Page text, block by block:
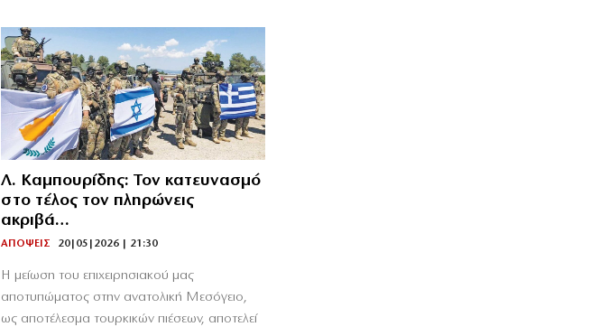
Λ. Καμπουρίδης: Τον κατευνασμό
στο τέλος τον πληρώνεις
ακριβά…
ΑΠΟΨΕΙΣ 20|05|2026 | 21:30
Η μείωση του επιχειρησιακού μας
αποτυπώματος στην ανατολική Μεσόγειο,
ως αποτέλεσμα τουρκικών πιέσεων, αποτελεί